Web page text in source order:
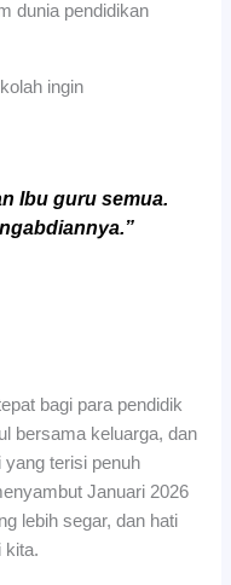
dunia pendidikan
ingin
Ibu guru semua.
bagi para pendidik
bersama keluarga, dan
yang terisi penuh
Januari 2026
lebih segar, dan hati
kita.